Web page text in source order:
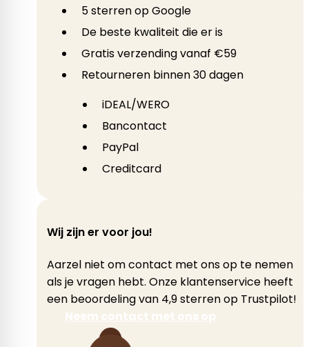
5 sterren op Google
De beste kwaliteit die er is
Gratis verzending vanaf €59
Retourneren binnen 30 dagen
iDEAL/WERO
Bancontact
PayPal
Creditcard
Wij zijn er voor jou!
Aarzel niet om contact met ons op te nemen
als je vragen hebt. Onze klantenservice heeft
een beoordeling van 4,9 sterren op Trustpilot!